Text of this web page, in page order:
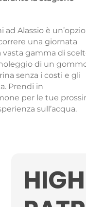
Alassio è
una giornata
gamma di
di un
senza i costi e gli
Prendi in
per le tue
sull’acqua.